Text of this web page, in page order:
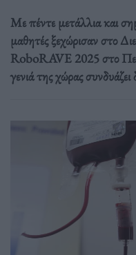
Με πέντε μετάλλια και
μαθητές ξεχώρισαν στο
RoboRAVE 2025 στο
γενιά της χώρας